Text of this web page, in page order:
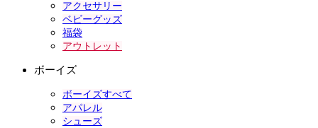
アクセサリー
ベビーグッズ
福袋
アウトレット
ボーイズ
ボーイズすべて
アパレル
シューズ